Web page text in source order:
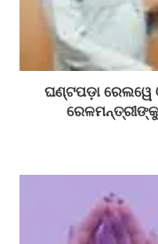
ଘଣ୍ଟପଡ଼ା ରେଲୱେ